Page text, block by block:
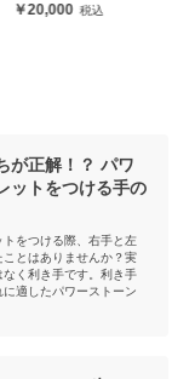
8,700
が正解！？ パワ
ットをつける手の
をつける際、右手と左
とはありませんか？実
く利き手です。利き手
適したパワーストーン